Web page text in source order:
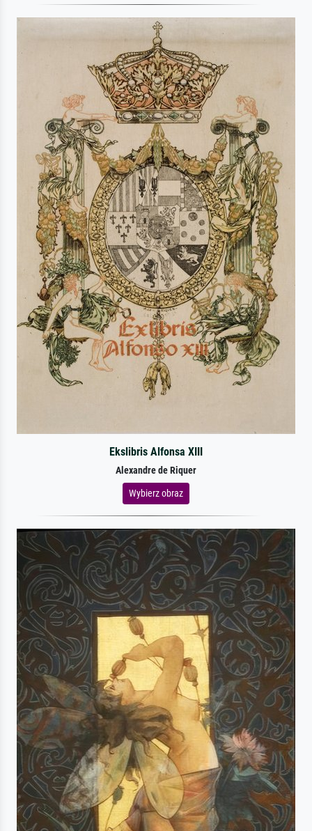
Ekslibris Alfonsa XIII
Alexandre de Riquer
Wybierz obraz